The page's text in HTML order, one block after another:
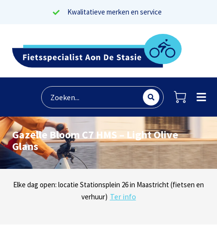
Kwalitatieve merken en service
Gazelle Bloom C7 HMS – Light Olive
Glans
Dinsdag t/m zaterdag geopen: locaties Sphinxlunet 1 in Maastricht
(e-bikes) en Maaseikersteenweg 183 in Lanaken (fietsen en e-
Elke dag open: locatie Stationsplein 26 in Maastricht (fietsen en
verhuur) Ter info
Onze missie? Tevreden klanten! Lees reviews